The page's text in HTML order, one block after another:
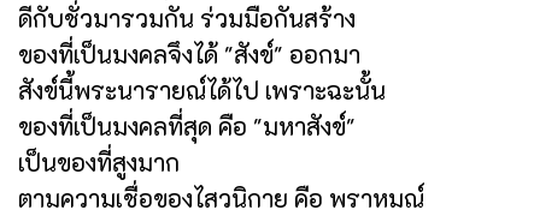
ดีกับชั่วมารวมกัน ร่วมมือกันสร้าง
ของที่เป็นมงคลจึงได้ "สังข์" ออกมา
สังข์นี้พระนารายณ์ได้ไป เพราะฉะนั้น
ของที่เป็นมงคลที่สุด คือ "มหาสังข์"
เป็นของที่สูงมาก
ตามความเชื่อของไสวนิกาย คือ พราหมณ์